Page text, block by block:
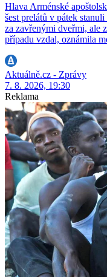
Hlava Arménské
šest prelátů v pátek
za zavřenými dveřmi, ale
případu vzdal, oznámila
Aktuálně.cz - Zprávy
7. 8. 2026, 19:30
Reklama